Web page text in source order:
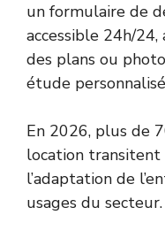
un formulaire de
accessible 24h/
des plans ou
étude
En 2026, plus de
location
l’adaptation de
usages du secteur.